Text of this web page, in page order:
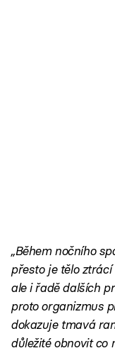
„Během nočního
přesto je tělo
ale i řadě dalších
proto organizmus
dokazuje tmavá
důležité obnovit co